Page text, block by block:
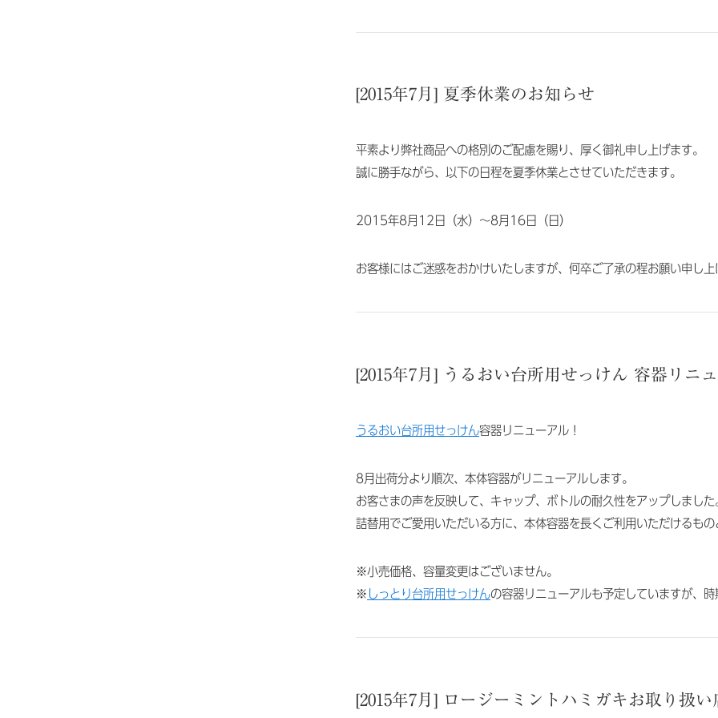
[2015年7月] 夏季休業のお知らせ
平素より弊社商品への格別のご配慮を賜り、厚く御礼申し上げます。
誠に勝手ながら、以下の日程を夏季休業とさせていただきます。
2015年8月12日（水）～8月16日（日）
お客様にはご迷惑をおかけいたしますが、何卒ご了承の程お願い申し上
[2015年7月] うるおい台所用せっけん 容器リニ
うるおい台所用せっけん容器リニューアル！
8月出荷分より順次、本体容器がリニューアルします。
お客さまの声を反映して、キャップ、ボトルの耐久性をアップしました
詰替用でご愛用いただいる方に、本体容器を長くご利用いただけるも
※小売価格、容量変更はございません。
※ しっとり台所用せっけんの容器リニューアルも予定していますが、
[2015年7月] ロージーミントハミガキお取り扱い